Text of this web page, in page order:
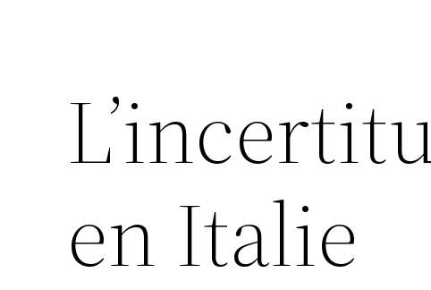
en Italie